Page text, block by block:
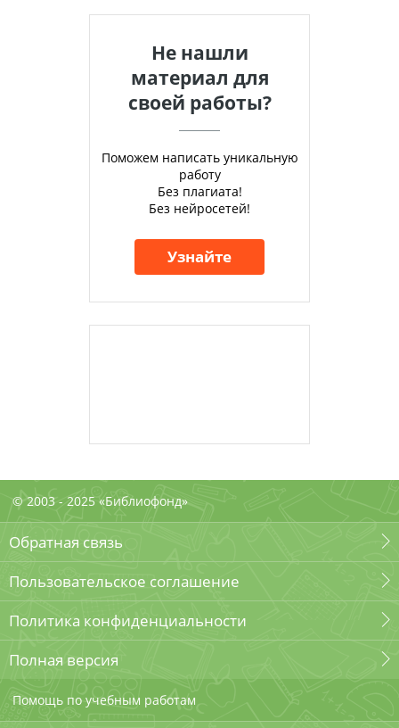
Не нашли
материал для
своей работы?
Поможем написать уникальную
работу
Без плагиата!
Без нейросетей!
Узнайте
© 2003 - 2025 «Библиофонд»
Обратная связь
Пользовательское соглашение
Политика конфиденциальности
Полная версия
Помощь по учебным работам